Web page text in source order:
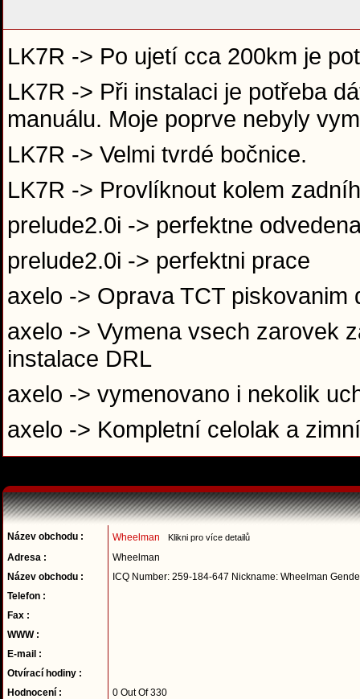
LK7R -> Po ujetí cca 200km je
LK7R -> Při instalaci je potřeba
manuálu. Moje poprve nebyly
LK7R -> Velmi tvrdé bočnice.
LK7R -> Provlíknout kolem
prelude2.0i -> perfektne
prelude2.0i -> perfektni prace
axelo -> Oprava TCT
axelo -> Vymena vsech zarovek
instalace DRL
axelo -> vymenovano i nekolik
axelo -> Kompletní celolak a
Název obchodu : Wheelman Klikni pro více detailů
Adresa :
Wheelman
Název obchodu :
ICQ Number: 259-184-647 Nickname: Wheelman
Telefon :
Fax :
WWW :
E-mail :
Otvírací hodiny :
Hodnocení :
0 Out Of 330